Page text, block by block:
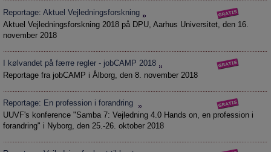
Reportage: Aktuel Vejledningsforskning
Aktuel Vejledningsforskning 2018 på DPU, Aarhus Universitet, den 16.
november 2018
I kølvandet på færre regler - jobCAMP 2018
Reportage fra jobCAMP i Ålborg, den 8. november 2018
Reportage: En profession i forandring
UUVF's konference "Samba 7: Vejledning 4.0 Hands on, en profession i
forandring" i Nyborg, den 25.-26. oktober 2018